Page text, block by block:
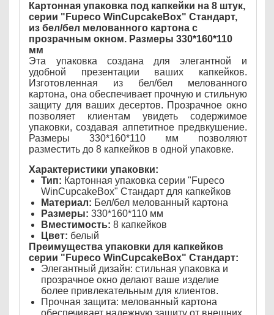
Картонная упаковка под капкейки на 8 штук,
серии "Fupeco WinCupcakeBox" Стандарт,
из бел/бел мелованного картона с
прозрачным окном. Размеры 330*160*110
мм
Эта упаковка создана для элегантной и
удобной презентации ваших капкейков.
Изготовленная из бел/бел мелованного
картона, она обеспечивает прочную и стильную
защиту для ваших десертов. Прозрачное окно
позволяет клиентам увидеть содержимое
упаковки, создавая аппетитное предвкушение.
Размеры 330*160*110 мм позволяют
разместить до 8 капкейков в одной упаковке.
Характеристики упаковки:
Тип: Картонная упаковка серии "Fupeco
WinCupcakeBox" Стандарт для капкейков
Материал: Бел/бел мелованный картона
Размеры: 330*160*110 мм
Вместимость: 8 капкейков
Цвет: белый
Преимущества упаковки для капкейков
серии "Fupeco WinCupcakeBox" Стандарт:
Элегантный дизайн: стильная упаковка и
прозрачное окно делают ваше изделие
более привлекательным для клиентов.
Прочная защита: мелованный картона